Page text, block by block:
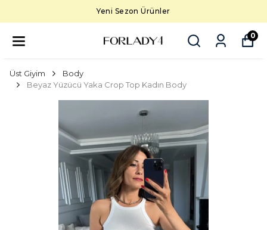
Yeni Sezon Ürünler
0
Üst Giyim
Body
Beyaz Yüzücü Yaka Crop Top Kadın Body